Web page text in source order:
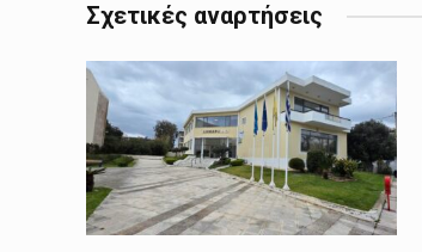
Σχετικές αναρτήσεις